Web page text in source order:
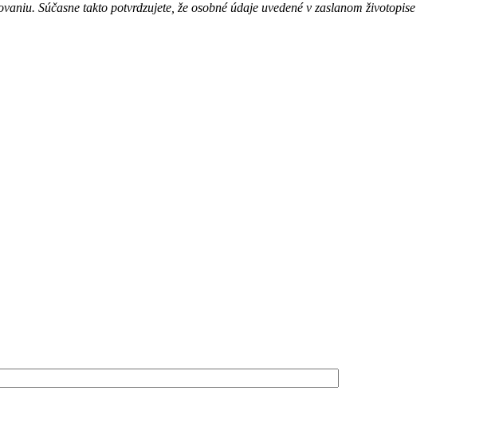
Súčasne takto potvrdzujete, že osobné údaje uvedené v zaslanom životopise